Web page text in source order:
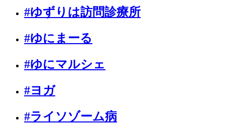
#ゆずりは訪問診療所
#ゆにまーる
#ゆにマルシェ
#ヨガ
#ライソゾーム病